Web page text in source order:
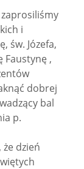
i
św. Józefa,
Faustynę ,
dobrej
bal
p.
dzień